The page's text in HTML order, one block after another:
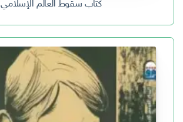
كتاب ‫سقوط العالم الإسلامي